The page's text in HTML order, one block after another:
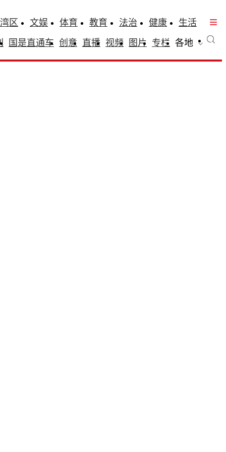
区 文娱 体育 教育 法治 健康
生活
国是直通车 创意 直播 视频 图片 专栏 各地